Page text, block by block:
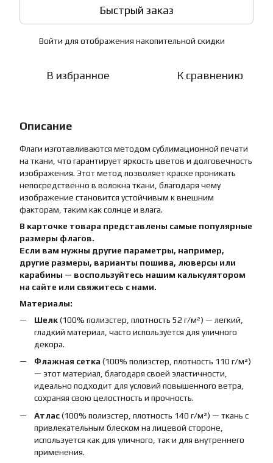
Быстрый заказ
Войти для отображения накопительной скидки
В избранное К сравнению
Описание
Флаги изготавливаются методом сублимационной печати
на ткани, что гарантирует яркость цветов и долговечность
изображения. Этот метод позволяет краске проникать
непосредственно в волокна ткани, благодаря чему
изображение становится устойчивым к внешним
факторам, таким как солнце и влага.
В карточке товара представлены самые популярные
размеры флагов.
Если вам нужны другие параметры, например,
другие размеры, варианты пошива, люверсы или
карабины — воспользуйтесь нашим калькулятором
на сайте или свяжитесь с нами.
Материалы:
Шелк(100% полиэстер, плотность 52 г/м²) — легкий,
гладкий материал, часто используется для уличного
декора.
Флажная сетка (100% полиэстер, плотность 110 г/м²)
— этот материал, благодаря своей эластичности,
идеально подходит для условий повышенного ветра,
сохраняя свою целостность и прочность.
Атлас(100% полиэстер, плотность 140 г/м²) — ткань с
привлекательным блеском на лицевой стороне,
используется как для уличного, так и для внутреннего
применения.